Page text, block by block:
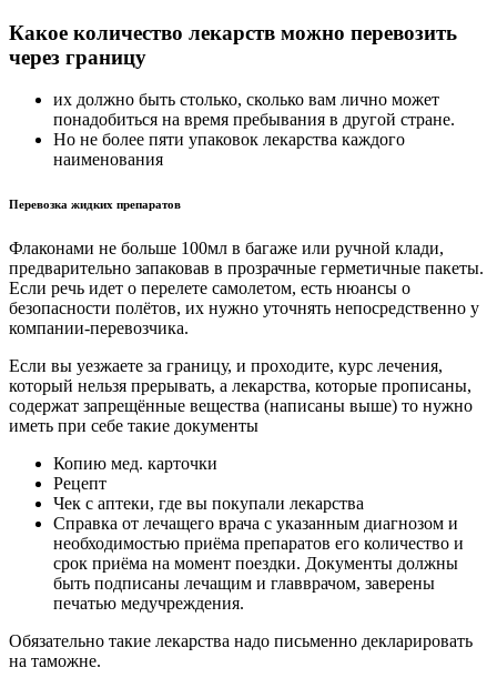
Какое количество лекарств можно перевозить
через границу
их должно быть столько, сколько вам лично может
понадобиться на время пребывания в другой стране.
Но не более пяти упаковок лекарства каждого
наименования
Перевозка жидких препаратов
Флаконами не больше 100мл в багаже или ручной клади,
предварительно запаковав в прозрачные герметичные пакеты.
Если речь идет о перелете самолетом, есть нюансы о
безопасности полётов, их нужно уточнять непосредственно у
компании-перевозчика.
Если вы уезжаете за границу, и проходите, курс лечения,
который нельзя прерывать, а лекарства, которые прописаны,
содержат запрещённые вещества (написаны выше) то нужно
иметь при себе такие документы
Копию мед. карточки
Рецепт
Чек с аптеки, где вы покупали лекарства
Справка от лечащего врача с указанным диагнозом и
необходимостью приёма препаратов его количество и
срок приёма на момент поездки. Документы должны
быть подписаны лечащим и главврачом, заверены
печатью медучреждения.
Обязательно такие лекарства надо письменно декларировать
на таможне.